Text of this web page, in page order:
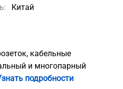
Китай
кабельные
и многопарный
подробности